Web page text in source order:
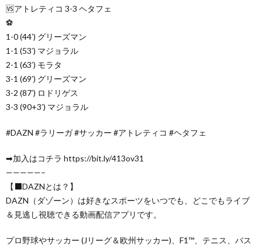
🆚アトレティコ 3-3 ヘタフェ
⚽️
1-0 (44′) グリーズマン
1-1 (53′) マジョラル
2-1 (63′) モラタ
3-1 (69′) グリーズマン
3-2 (87′) ロドリゲス
3-3 (90+3′) マジョラル
#DAZN #ラリーガ #サッカー #アトレティコ #ヘタフェ
➡加入はコチラ https://bit.ly/413ov31
—————–
【⬛DAZNとは？】
DAZN（ダゾーン）は好きなスポーツをいつでも、どこでもライブ
＆見逃し視聴できる動画配信アプリです。
プロ野球やサッカー (Jリーグ＆欧州サッカー)、F1™️、テニス、バス